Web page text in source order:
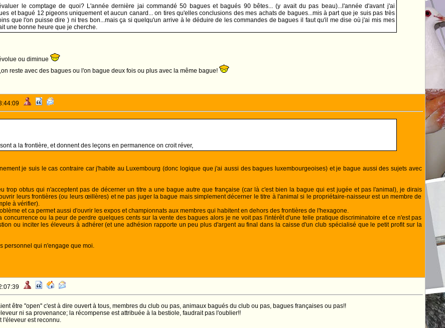
le comptage de quoi? L'année dernière jai commandé 50 bagues et bagués 90 bêtes... (y avait du pas beau)...l'année d'avant j'ai
et bagué 12 pigeons uniquement et aucun canard... on tires qu'elles conclusions des mes achats de bagues...mis à part que je suis pas très
que l'on puisse dire ) ni tres bon...mais ça si quelqu'un arrive à le déduire de les commandes de bagues il faut qu'il me dise où j'ai mis mes
une bonne heure que je cherche.
ou diminue
reste avec des bagues ou l'on bague deux fois ou plus avec la même bague!
a la frontière, et donnent des leçons en permanence on croit réver,
je suis le cas contraire car j'habite au Luxembourg (donc logique que j'ai aussi des bagues luxembourgeoises) et je bague aussi des sujets avec
trop obtus qui n'acceptent pas de décerner un titre a une bague autre que française (car là c'est bien la bague qui est jugée et pas l'animal), je dirais
leurs frontières (ou leurs œillères) et ne pas juger la bague mais simplement décerner le titre à l'animal si le propriétaire-naisseur est un membre de
à vérifier).
et ca permet aussi d'ouvrir les expos et championnats aux membres qui habitent en dehors des frontières de l'hexagone.
concurrence ou la peur de perdre quelques cents sur la vente des bagues alors je ne voit pas l'intérêt d'une telle pratique discriminatoire et ce n'est pas
ou inciter les éleveurs à adhérer (et une adhésion rapporte un peu plus d'argent au final dans la caisse d'un club spécialisé que le petit profit sur la
personnel qui n'engage que moi.
être ''open'' c'est à dire ouvert à tous, membres du club ou pas, animaux bagués du club ou pas, bagues françaises ou pas!!
ni sa provenance; la récompense est attribuée à la bestiole, faudrait pas l'oublier!!
l'éleveur est reconnu.